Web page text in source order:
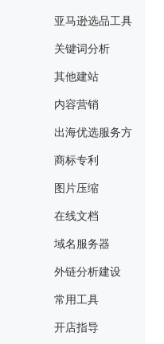
亚马逊选品工具
关键词分析
其他建站
内容营销
出海优选服务方
商标专利
图片压缩
在线文档
域名服务器
外链分析建设
常用工具
开店指导